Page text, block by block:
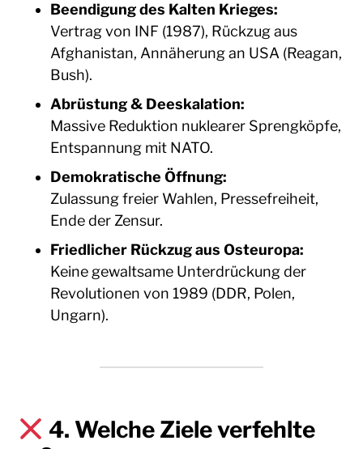
Beendigung des Kalten Krieges:
Vertrag von INF (1987), Rückzug aus
Afghanistan, Annäherung an USA (Reagan,
Bush).
Abrüstung & Deeskalation:
Massive Reduktion nuklearer Sprengköpfe,
Entspannung mit NATO.
Demokratische Öffnung:
Zulassung freier Wahlen, Pressefreiheit,
Ende der Zensur.
Friedlicher Rückzug aus Osteuropa:
Keine gewaltsame Unterdrückung der
Revolutionen von 1989 (DDR, Polen,
Ungarn).
4. Welche Ziele verfehlte